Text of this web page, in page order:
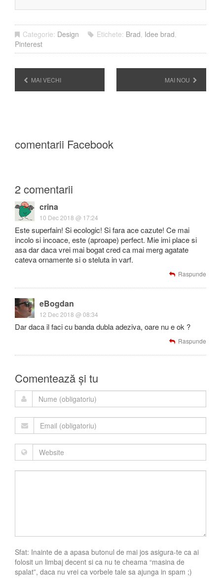
Categorie: Design Etichete: Brad Idee brad
Pinterest
MAI VECHI MAI NOU
comentarii Facebook
2 comentarii
crina
10 Dec 2018 @ 17:24
Este superfain! Si ecologic! Si fara ace cazute! Ce mai
incolo si incoace, este (aproape) perfect. Mie imi place si
asa dar daca vrei mai bogat cred ca mai merg agatate
cateva ornamente si o steluta in varf.
Raspunde
eBogdan
12 Dec 2018 @ 08:34
Dar daca il faci cu banda dubla adeziva, oare nu e ok ?
Raspunde
Comentează și tu
Sfat: Inainte de a apasa butonul de mai jos asigura-te ca ai
folosit un limbaj decent si ca nu te cheama “masina de
spalat”, daca nu vrei ca vorbele tale sa ajunga in spam ;)